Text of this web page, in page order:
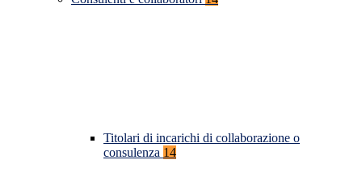
Titolari di incarichi di collaborazione o
consulenza 14